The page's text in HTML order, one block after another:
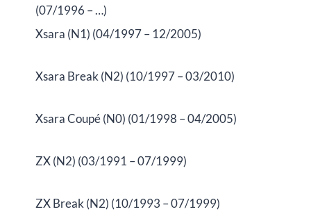
(07/1996 – …)
Xsara (N1) (04/1997 – 12/2005)
Xsara Break (N2) (10/1997 – 03/2010)
Xsara Coupé (N0) (01/1998 – 04/2005)
ZX (N2) (03/1991 – 07/1999)
ZX Break (N2) (10/1993 – 07/1999)